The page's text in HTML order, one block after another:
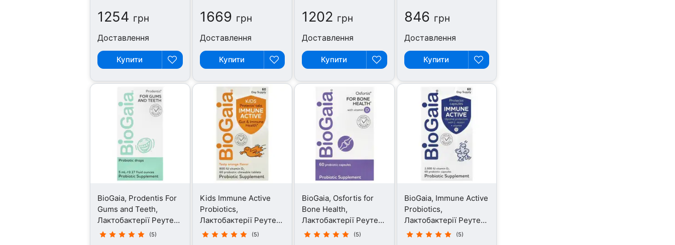
1254 грн
Доставлення
Купити
1669 грн
Доставлення
Купити
1202 грн
Доставлення
Купити
846 грн
Доставлення
Купити
BioGaia, Prodentis For
Gums and Teeth,
Лактобактерії Реутері,
5 мл
(5)
Kids Immune Active
Probiotics,
Лактобактерії Реутері,
60 таблеток
(5)
BioGaia, Osfortis for
Bone Health,
Лактобактерії Реутері,
60 капсул
(5)
BioGaia, Immune Active
Probiotics,
Лактобактерії Реутері,
60 капсул
(5)